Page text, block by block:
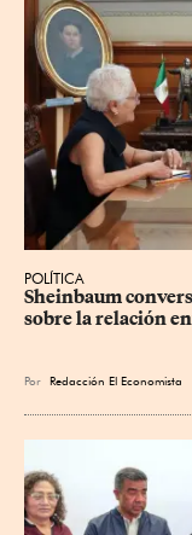
POLÍTICA
Sheinbaum
sobre la relación
Por Redacción El Economista